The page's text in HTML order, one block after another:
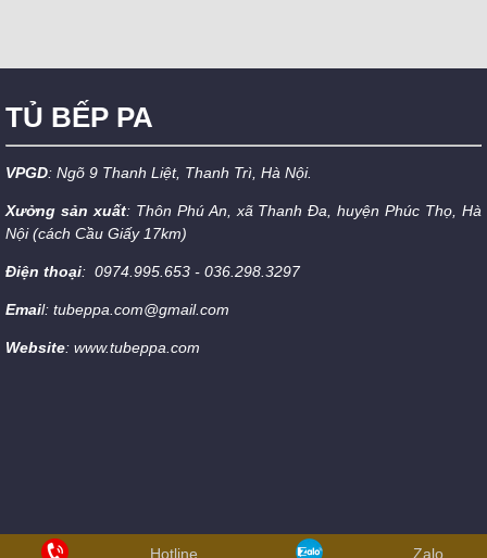
TỦ BẾP PA
VPGD: Ngõ 9 Thanh Liệt, Thanh Trì, Hà Nội.
Xưởng sản xuất: Thôn Phú An, xã Thanh Đa, huyện Phúc Thọ, Hà
Nội (cách Cầu Giấy 17km)
Điện thoại: 0974.995.653 - 036.298.3297
Email: tubeppa.com@gmail.com
Website: www.tubeppa.com
Hotline Zalo